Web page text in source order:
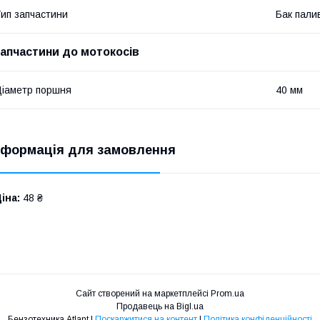
запчастини Бак
до мотокосів
поршня 40 мм
для замовлення
48 ₴
Сайт створений на маркетплейсі Prom.ua
Продавець на Bigl.ua